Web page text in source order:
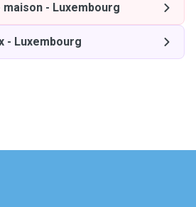
maison - Luxembourg
- Luxembourg